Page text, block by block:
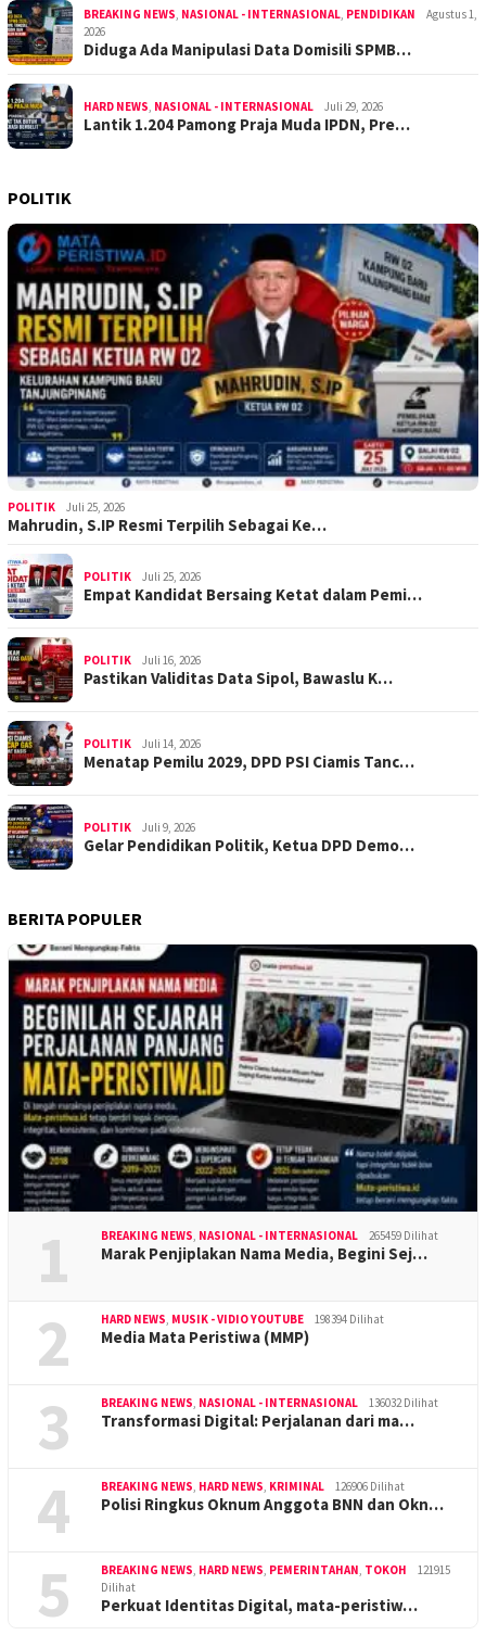
BREAKING NEWS NASIONAL - INTERNASIONAL PENDIDIKAN
Agustus 1,
2026
Diduga Ada Manipulasi Data Domisili SPMB…
HARD NEWS NASIONAL - INTERNASIONAL Juli 29, 2026
Lantik 1.204 Pamong Praja Muda IPDN, Pre…
POLITIK
POLITIK Juli 25, 2026
Mahrudin, S.IP Resmi Terpilih Sebagai Ke…
POLITIK Juli 25, 2026
Empat Kandidat Bersaing Ketat dalam Pemi…
POLITIK Juli 16, 2026
Pastikan Validitas Data Sipol, Bawaslu K…
POLITIK Juli 14, 2026
Menatap Pemilu 2029, DPD PSI Ciamis Tanc…
POLITIK Juli 9, 2026
Gelar Pendidikan Politik, Ketua DPD Demo…
BERITA POPULER
1 BREAKING NEWS NASIONAL - INTERNASIONAL 265459 Dilihat
Marak Penjiplakan Nama Media, Begini Sej…
2 HARD NEWS MUSIK - VIDIO YOUTUBE 198394 Dilihat
Media Mata Peristiwa (MMP)
3 BREAKING NEWS NASIONAL - INTERNASIONAL 136032 Dilihat
Transformasi Digital: Perjalanan dari ma…
4 BREAKING NEWS HARD NEWS KRIMINAL 126906 Dilihat
Polisi Ringkus Oknum Anggota BNN dan Okn…
5 BREAKING NEWS HARD NEWS PEMERINTAHAN TOKOH
121915
Dilihat
Perkuat Identitas Digital, mata-peristiw…